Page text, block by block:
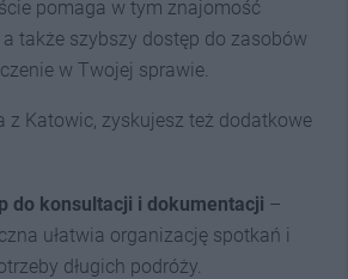
pomaga w tym znajomość
także szybszy dostęp do zasobów
w Twojej sprawie.
z Katowic, zyskujesz też dodatkowe
do konsultacji i dokumentacji –
ułatwia organizację spotkań i
długich podróży.